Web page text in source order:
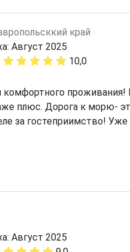
край
Август 2025
10,0
комфортного
плюс. Дорога к морю-
за гостеприимство! Уже
Август 2025